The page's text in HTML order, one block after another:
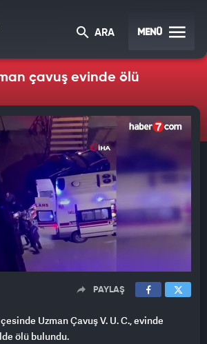
ARA MENÜ
çavuş evinde ölü
PAYLAŞ
Uzman Çavuş V. U. C., evinde
ölü bulundu.